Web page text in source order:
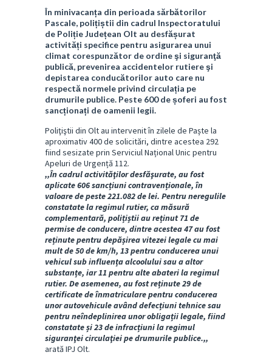
În minivacanța din perioada sărbătorilor
Pascale, polițiștii din cadrul Inspectoratului
de Poliție Județean Olt au desfășurat
activități specifice pentru asigurarea unui
climat corespunzător de ordine şi siguranţă
publică, prevenirea accidentelor rutiere şi
depistarea conducătorilor auto care nu
respectă normele privind circulația pe
drumurile publice. Peste 600 de șoferi au fost
sancționați de oamenii legii.
Poliţiştii din Olt au intervenit în zilele de Paște la
aproximativ 400 de solicitări, dintre acestea 292
fiind sesizate prin Serviciul Național Unic pentru
Apeluri de Urgență 112.
,,În cadrul activităţilor desfăşurate, au fost
aplicate 606 sancțiuni contravenționale, în
valoare de peste 221.082 de lei. Pentru neregulile
constatate la regimul rutier, ca măsură
complementară, polițiștii au reținut 71 de
permise de conducere, dintre acestea 47 au fost
reținute pentru depășirea vitezei legale cu mai
mult de 50 de km/h, 13 pentru conducerea unui
vehicul sub influența alcoolului sau a altor
substanțe, iar 11 pentru alte abateri la regimul
rutier. De asemenea, au fost reținute 29 de
certificate de înmatriculare pentru conducerea
unor autovehicule având defecțiuni tehnice sau
pentru neîndeplinirea unor obligații legale, fiind
constatate și 23 de infracțiuni la regimul
siguranţei circulaţiei pe drumurile publice.,,
arată IPJ Olt.